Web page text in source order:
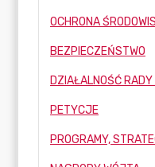
OCHRONA
BEZPIECZEŃSTWO
DZIAŁALNOŚĆ RADY
PETYCJE
PROGRAMY,